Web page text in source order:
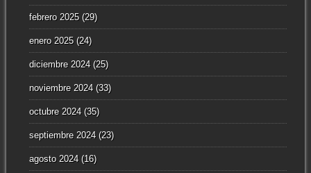
febrero 2025(29)
enero 2025(24)
diciembre 2024(25)
noviembre 2024(33)
octubre 2024(35)
septiembre 2024(23)
agosto 2024(16)